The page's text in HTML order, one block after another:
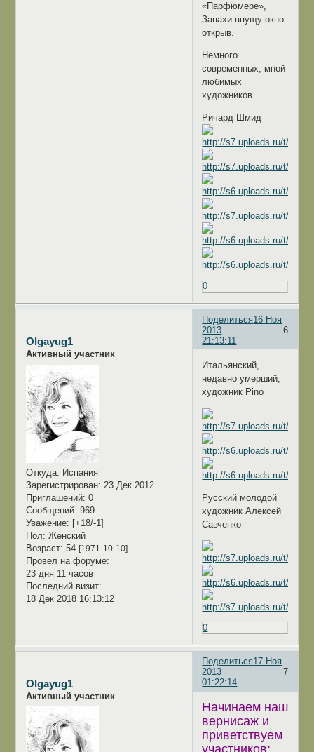
«Парфюмере»,
Запахи впущу окно
открыв.
Немного
современных, мной
любимых
художников.
Ричард Шмид
0
Поделиться
6
16 Ноя
2013
21:13:11
Olgayug1
Активный участник
Откуда: Испания
Зарегистрирован: 23 Дек 2012
Приглашений: 0
Сообщений: 969
Уважение: [+18/-1]
Пол: Женский
Возраст: 54 [1971-10-10]
Провел на форуме:
23 дня 11 часов
Последний визит:
18 Дек 2018 16:13:12
Итальянский,
недавно умерший,
художник Pino
Русский молодой
художник Алексей
Савченко
0
Поделиться
7
17 Ноя
2013
01:22:14
Olgayug1
Активный участник
Начинаем наш
вернисаж и
приветствуем
участников: